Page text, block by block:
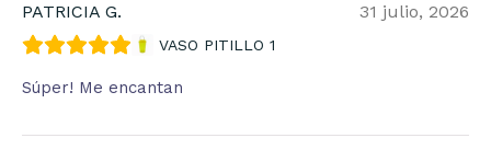
PATRICIA G. 31 julio, 2026
VASO PITILLO 1
Súper! Me encantan